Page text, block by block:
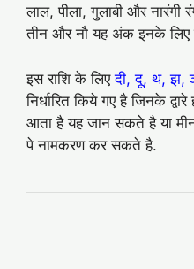
लाल, पीला, गुलाबी और नारंगी
तीन और नौ यह अंक इनके
इस राशि के लिएदी, दू, थ, झ,
निर्धारित किये गए है जिनके
आता है यह जान सकते है या मीन
पे नामकरण कर सकते है.